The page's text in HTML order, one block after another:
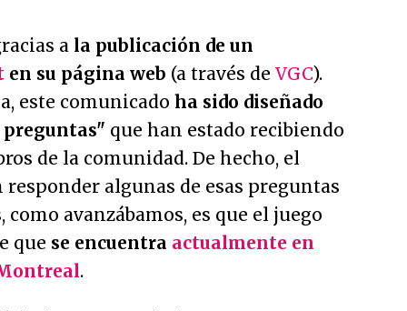
a la publicación de un
en su página web (a través de VGC).
este comunicado ha sido diseñado
que han estado recibiendo
de la comunidad. De hecho, el
responder algunas de esas preguntas
como avanzábamos, es que el juego
que se encuentra actualmente en
.